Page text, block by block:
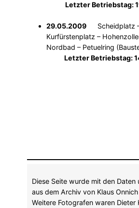
Letzter Betriebstag:
29.05.2009
Scheidplatz
Kurfürstenplatz –
Nordbad – Petuelring
Letzter Betriebstag:
Diese Seite wurde mit den Daten
aus dem Archiv von Klaus
Weitere Fotografen waren Dieter